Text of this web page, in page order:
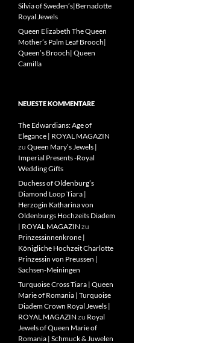
Silvia of Sweden’s|Bernadotte
Royal Jewels
Queen Elizabeth The Queen
Mother’s Palm Leaf Brooch|
Queen’s Brooch| Queen
Camilla
NEUESTE KOMMENTARE
The Edwardians: Age of
Elegance | ROYAL MAGAZIN
zu Queen Mary’s Jewels |
Imperial Presents -Royal
Wedding Gifts
Duchess of Oldenburg’s
Diamond Loop Tiara |
Herzogin Katharina von
Oldenburgs Hochzeits Diadem
| ROYAL MAGAZIN zu
Prinzessinnenkrone |
Königliche Hochzeit Charlotte
Prinzessin von Preussen |
Sachsen-Meiningen
Turquoise Cross Tiara | Queen
Marie of Romania | Turquoise
Diadem Crown Royal Jewels |
ROYAL MAGAZIN zu Royal
Jewels of Queen Marie of
Romania | Schmuck & Juwelen